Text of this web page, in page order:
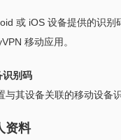
或 iOS 设备提供的识
移动应用。
识别码
与其设备关联的移动设备
资料